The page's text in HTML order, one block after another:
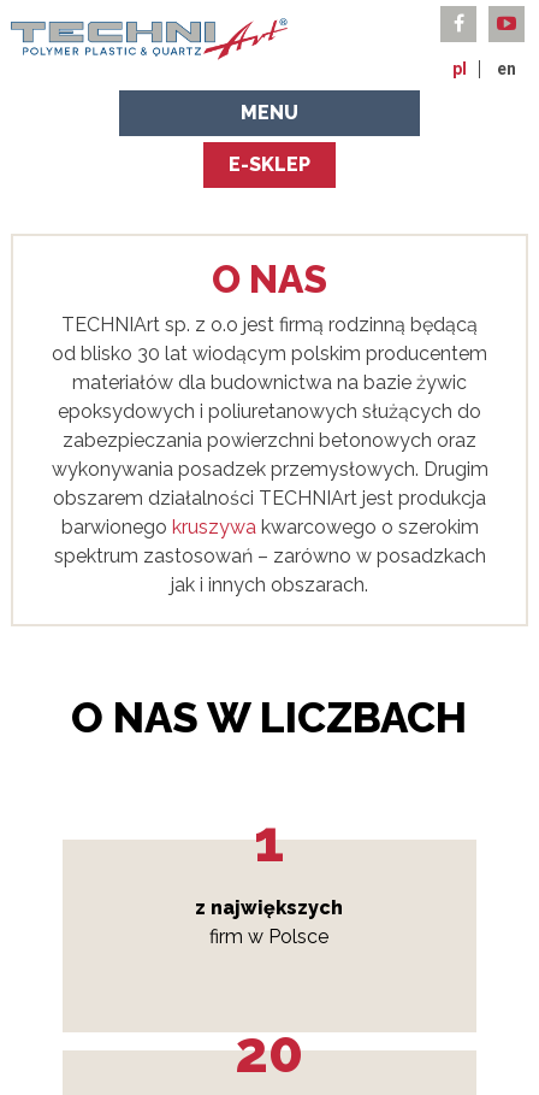
pl en
MENU
E-SKLEP
O NAS
TECHNIArt sp. z o.o jest firmą rodzinną będącą
od blisko 30 lat wiodącym polskim producentem
materiałów dla budownictwa na bazie żywic
epoksydowych i poliuretanowych służących do
zabezpieczania powierzchni betonowych oraz
wykonywania posadzek przemysłowych. Drugim
obszarem działalności TECHNIArt jest produkcja
barwionego kruszywakwarcowego o szerokim
spektrum zastosowań – zarówno w posadzkach
jak i innych obszarach.
O NAS W LICZBACH
1
z największych
firm w Polsce
20